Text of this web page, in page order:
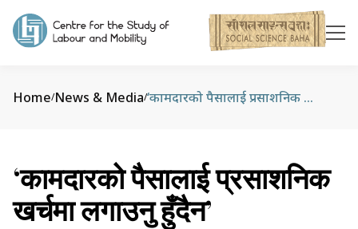
Home/News & Media/ ‘कामदारको पैसालाई प्रसाशनिक खर्चमा लगाउनु हुँदैन’
‘कामदारको पैसालाई प्रसाशनिक
खर्चमा लगाउनु हुँदैन’